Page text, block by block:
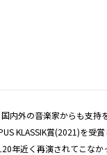
内外の音楽家からも支持
KLASSIK賞(2021)を受
年近く再演されてこな